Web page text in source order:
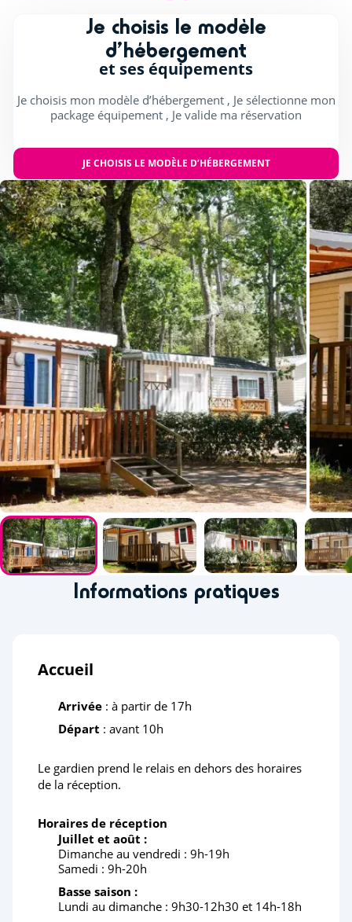
Je choisis le modèle
d’hébergement
et ses équipements
Je choisis mon modèle d’hébergement , Je sélectionne mon
package équipement , Je valide ma réservation
JE CHOISIS LE MODÈLE D’HÉBERGEMENT
Informations pratiques
Accueil
Arrivée : à partir de 17h
Départ : avant 10h
Le gardien prend le relais en dehors des horaires
de la réception.
Horaires de réception
Juillet et août :
Dimanche au vendredi : 9h-19h
Samedi : 9h-20h
Basse saison :
Lundi au dimanche : 9h30-12h30 et 14h-18h